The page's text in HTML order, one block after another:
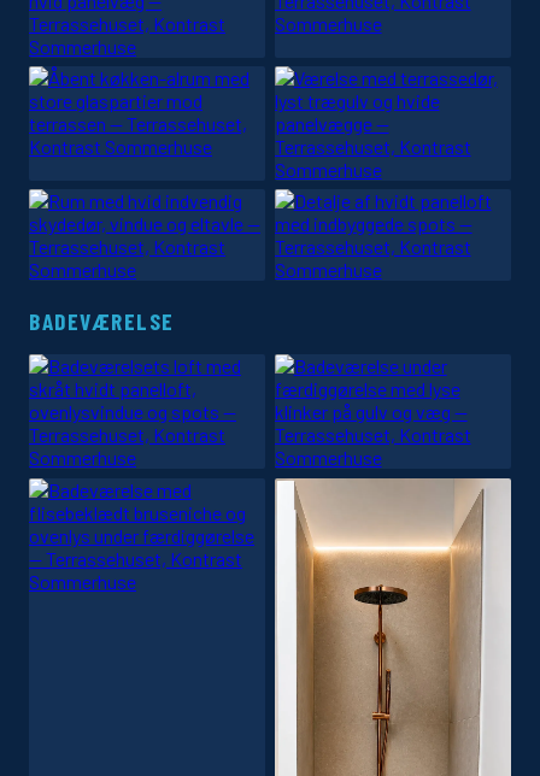
BADEVÆRELSE